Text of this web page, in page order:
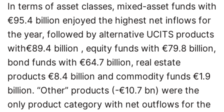
In terms of asset classes, mixed-asset funds with
€95.4 billion enjoyed the highest net inflows for
the year, followed by alternative UCITS products
with€89.4 billion , equity funds with €79.8 billion,
bond funds with €64.7 billion, real estate
products €8.4 billion and commodity funds €1.9
billion. “Other” products (-€10.7 bn) were the
only product category with net outflows for the